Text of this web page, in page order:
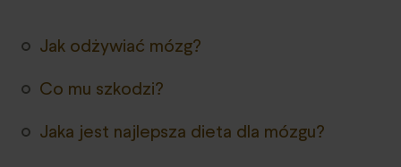
Jak odżywiać mózg?
Co mu szkodzi?
Jaka jest najlepsza dieta dla mózgu?